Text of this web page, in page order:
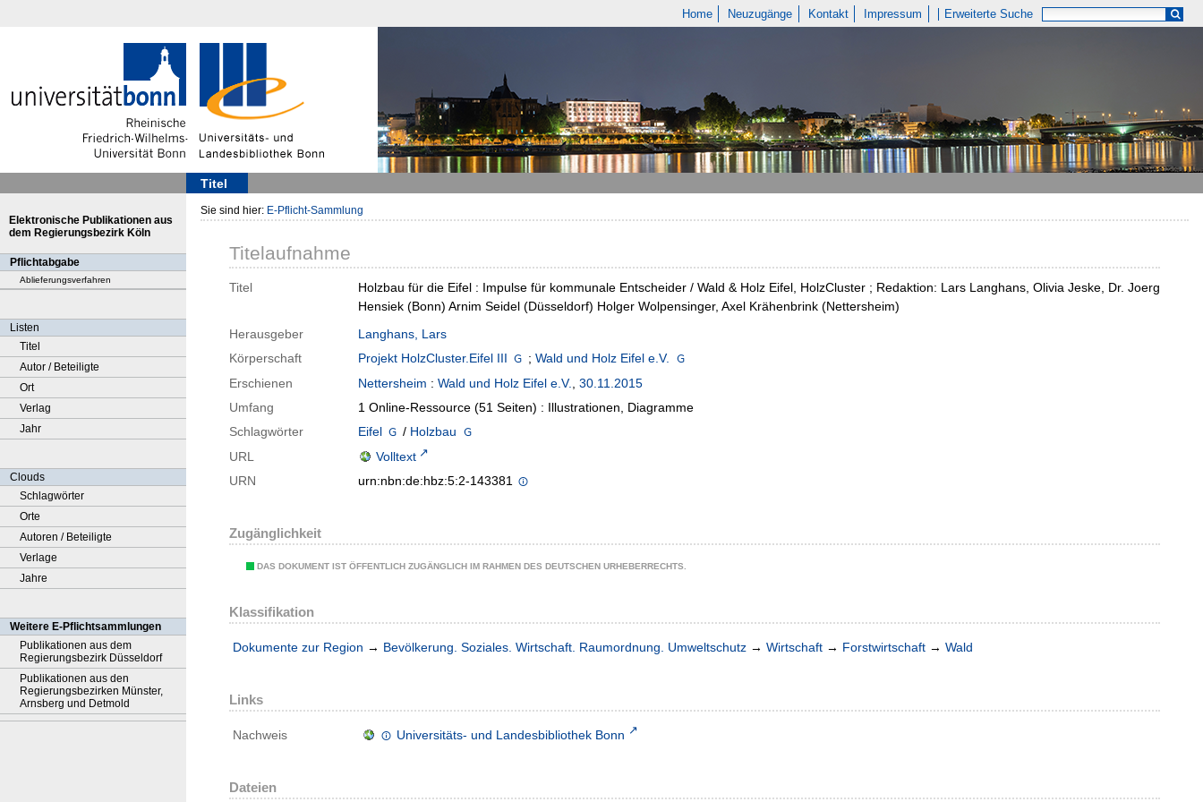
Home Neuzugänge Kontakt Impressum Erweiterte Suche
Titel
Elektronische Publikationen aus
dem Regierungsbezirk Köln
Pflichtabgabe
Ablieferungsverfahren
Listen
Titel
Autor / Beteiligte
Ort
Verlag
Jahr
Clouds
Schlagwörter
Orte
Autoren / Beteiligte
Verlage
Jahre
Weitere E-Pflichtsammlungen
Publikationen aus dem
Regierungsbezirk Düsseldorf
Publikationen aus den
Regierungsbezirken Münster,
Arnsberg und Detmold
Sie sind hier: E-Pflicht-Sammlung
Titelaufnahme
Titel
Holzbau für die Eifel : Impulse für kommunale Entscheider / Wald & Holz Eifel, HolzCluster ; Redaktion: Lars Langhans, Olivia Jeske, Dr. Joerg
Hensiek (Bonn) Arnim Seidel (Düsseldorf) Holger Wolpensinger, Axel Krähenbrink (Nettersheim)
Herausgeber
Langhans, Lars
Körperschaft
Projekt HolzCluster.Eifel III ;Wald und Holz Eifel e.V.
Erschienen
Nettersheim : Wald und Holz Eifel e.V., 30.11.2015
Umfang
1 Online-Ressource (51 Seiten) : Illustrationen, Diagramme
Schlagwörter
Eifel / Holzbau
URL
Volltext
URN
urn:nbn:de:hbz:5:2-143381
Zugänglichkeit
DAS DOKUMENT IST ÖFFENTLICH ZUGÄNGLICH IM RAHMEN DES DEUTSCHEN URHEBERRECHTS.
Klassifikation
Dokumente zur Region → Bevölkerung. Soziales. Wirtschaft. Raumordnung. Umweltschutz → Wirtschaft → Forstwirtschaft → Wald
Links
Nachweis Universitäts- und Landesbibliothek Bonn
Dateien